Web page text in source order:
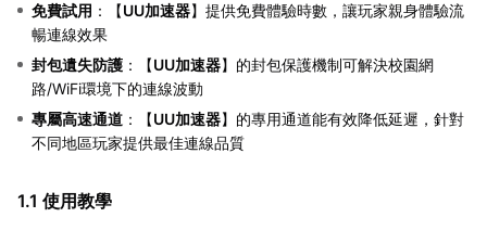
免費試用 ：【UU加速器】提供免費體驗時數，讓玩家親身體驗流
暢連線效果
封包遺失防護 ：【UU加速器】的封包保護機制可解決校園網
路/WiFi環境下的連線波動
專屬高速通道 ：【UU加速器】的專用通道能有效降低延遲，針對
不同地區玩家提供最佳連線品質
1.1 使用教學